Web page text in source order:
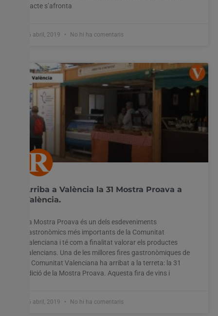
L’acte s’afronta
26 abril, 2019 No hi ha comentaris
Arriba a València la 31 Mostra Proava a
València.
La Mostra Proava és un dels esdeveniments
gastronòmics més importants de la Comunitat
Valenciana i té com a finalitat valorar els productes
valencians. Una de les millores fires gastronòmiques de
la Comunitat Valenciana ha arribat a la terreta: la 31
edició de la Mostra Proava. Aquesta fira de vins i
26 abril, 2019 No hi ha comentaris